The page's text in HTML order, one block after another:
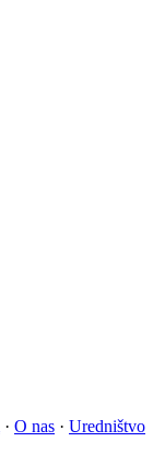
· O nas · Uredništvo